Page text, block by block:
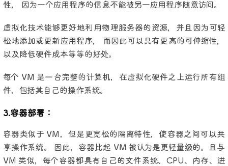
性， 因为一个应用程序的信息不能被另一应用程序随意访问。
虚拟化技术能够更好地利用物理服务器的资源，并且因为可轻
松地添加或更新应用程序， 而因此可以具有更高的可伸缩性，
以及降低硬件成本等等的好处。
每个 VM 是一台完整的计算机，在虚拟化硬件之上运行所有组
件，包括其自己的操作系统。
3.容器部署：
容器类似于 VM，但是更宽松的隔离特性，使容器之间可以共
享操作系统。 因此，容器比起 VM 被认为是更轻量级的。且与
VM 类似，每个容器都具有自己的文件系统、CPU、内存、进